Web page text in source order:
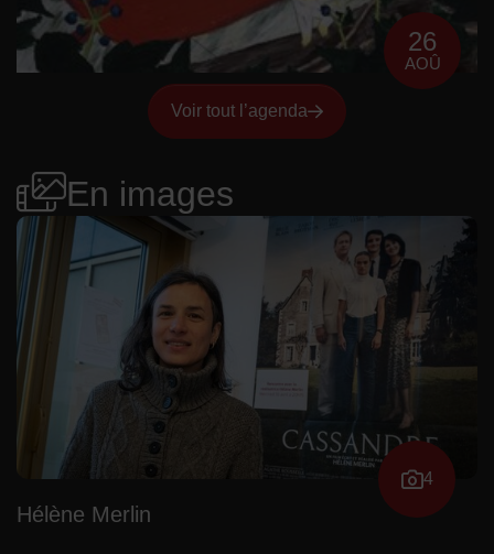
26
AOÛ
Voir tout l’agenda
En images
Hélène Merlin
4